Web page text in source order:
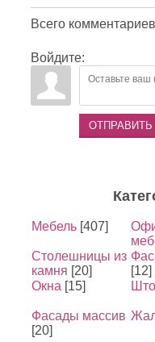
Всего комментариев
Войдите:
ОТПРАВИТЬ
Мебель [407]
Столешницы из
камня [20]
[12]
Окна [15]
Фасады массив
[20]